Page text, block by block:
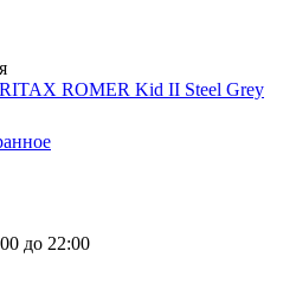
ROMER Kid II Steel Grey
до 22:00